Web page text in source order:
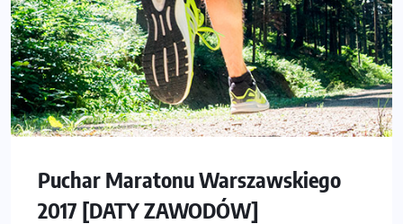
Puchar Maratonu Warszawskiego
2017 [DATY ZAWODÓW]